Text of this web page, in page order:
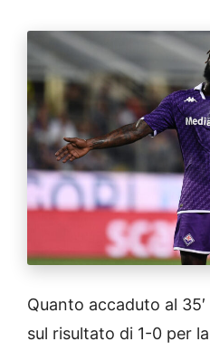
Quanto accaduto al 35′
sul risultato di 1-0 per